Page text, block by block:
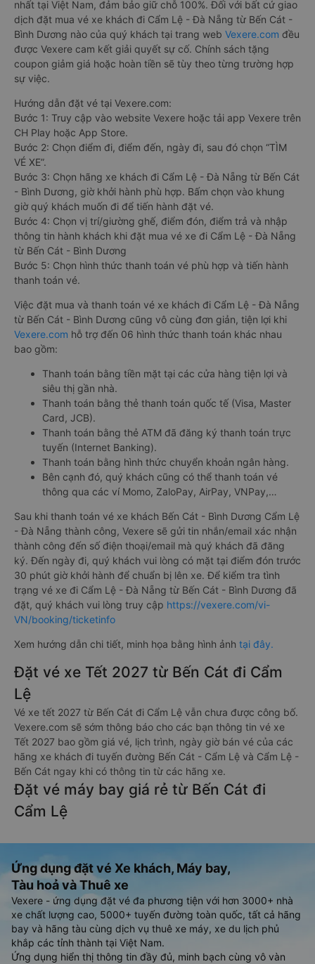
nhất tại Việt Nam, đảm bảo giữ chỗ 100%. Đối với bất cứ giao
dịch đặt mua vé xe khách đi Cẩm Lệ - Đà Nẵng từ Bến Cát -
Bình Dương nào của quý khách tại trang web Vexere.com đều
được Vexere cam kết giải quyết sự cố. Chính sách tặng
coupon giảm giá hoặc hoàn tiền sẽ tùy theo từng trường hợp
sự việc.
Hướng dẫn đặt vé tại Vexere.com:
Bước 1: Truy cập vào website Vexere hoặc tải app Vexere trên
CH Play hoặc App Store.
Bước 2: Chọn điểm đi, điểm đến, ngày đi, sau đó chọn “TÌM
VÉ XE”.
Bước 3: Chọn hãng xe khách đi Cẩm Lệ - Đà Nẵng từ Bến Cát
- Bình Dương, giờ khởi hành phù hợp. Bấm chọn vào khung
giờ quý khách muốn đi để tiến hành đặt vé.
Bước 4: Chọn vị trí/giường ghế, điểm đón, điểm trả và nhập
thông tin hành khách khi đặt mua vé xe đi Cẩm Lệ - Đà Nẵng
từ Bến Cát - Bình Dương
Bước 5: Chọn hình thức thanh toán vé phù hợp và tiến hành
thanh toán vé.
Việc đặt mua và thanh toán vé xe khách đi Cẩm Lệ - Đà Nẵng
từ Bến Cát - Bình Dương cũng vô cùng đơn giản, tiện lợi khi
Vexere.com hỗ trợ đến 06 hình thức thanh toán khác nhau
bao gồm:
Thanh toán bằng tiền mặt tại các cửa hàng tiện lợi và
siêu thị gần nhà.
Thanh toán bằng thẻ thanh toán quốc tế (Visa, Master
Card, JCB).
Thanh toán bằng thẻ ATM đã đăng ký thanh toán trực
tuyến (Internet Banking).
Thanh toán bằng hình thức chuyển khoản ngân hàng.
Bên cạnh đó, quý khách cũng có thể thanh toán vé
thông qua các ví Momo, ZaloPay, AirPay, VNPay,…
Sau khi thanh toán vé xe khách Bến Cát - Bình Dương Cẩm Lệ
- Đà Nẵng thành công, Vexere sẽ gửi tin nhắn/email xác nhận
thành công đến số điện thoại/email mà quý khách đã đăng
ký. Đến ngày đi, quý khách vui lòng có mặt tại điểm đón trước
30 phút giờ khởi hành để chuẩn bị lên xe. Để kiểm tra tình
trạng vé xe đi Cẩm Lệ - Đà Nẵng từ Bến Cát - Bình Dương đã
đặt, quý khách vui lòng truy cập https://vexere.com/vi-
VN/booking/ticketinfo
Xem hướng dẫn chi tiết, minh họa bằng hình ảnh tại đây.
Đặt vé xe Tết 2027 từ Bến Cát đi Cẩm
Lệ
Vé xe tết 2027 từ Bến Cát đi Cẩm Lệ vẫn chưa được công bố.
Vexere.com sẽ sớm thông báo cho các bạn thông tin vé xe
Tết 2027 bao gồm giá vé, lịch trình, ngày giờ bán vé của các
hãng xe khách đi tuyến đường Bến Cát - Cẩm Lệ và Cẩm Lệ -
Bến Cát ngay khi có thông tin từ các hãng xe.
Đặt vé máy bay giá rẻ từ Bến Cát đi
Cẩm Lệ
Ứng dụng đặt vé Xe khách, Máy bay,
Tàu hoả và Thuê xe
Vexere - ứng dụng đặt vé đa phương tiện với hơn 3000+ nhà
xe chất lượng cao, 5000+ tuyến đường toàn quốc, tất cả hãng
bay và hãng tàu cùng dịch vụ thuê xe máy, xe du lịch phủ
khắp các tỉnh thành tại Việt Nam.
Ứng dụng hiển thị thông tin đầy đủ, minh bạch cùng vô vàn